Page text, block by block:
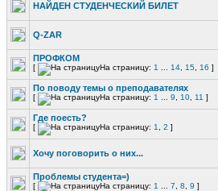
НАЙДЕН СТУДЕНЧЕСКИЙ БИЛЕТ
Q-ZAR
ПРОФКОМ
[ На страницу: 1 14 15 16 ]
По поводу темы о преподавателях
[ На страницу: 1 9 10 11 ]
Где поесть?
[ На страницу: 1 2 ]
Хочу поговорить о них...
Проблемы студента=)
[ На страницу: 1 7 8 9 ]